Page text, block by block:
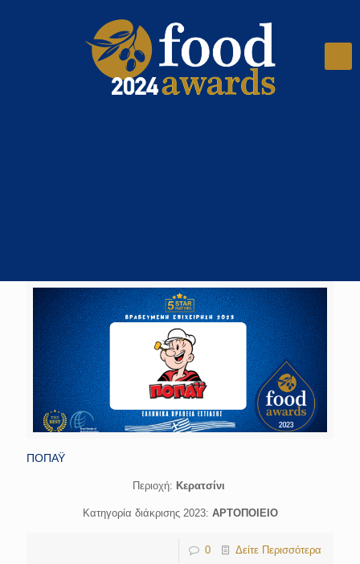
ΠΟΠΑΫ
Περιοχή: Κερατσίνι
Κατηγορία διάκρισης 2023: ΑΡΤΟΠΟΙΕΙΟ
0 Δείτε Περισσότερα